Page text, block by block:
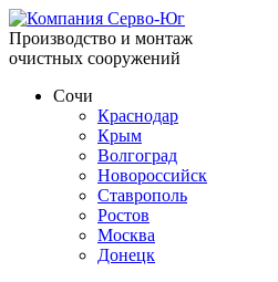
Производство и монтаж
очистных сооружений
Сочи
Краснодар
Крым
Волгоград
Новороссийск
Ставрополь
Ростов
Москва
Донецк